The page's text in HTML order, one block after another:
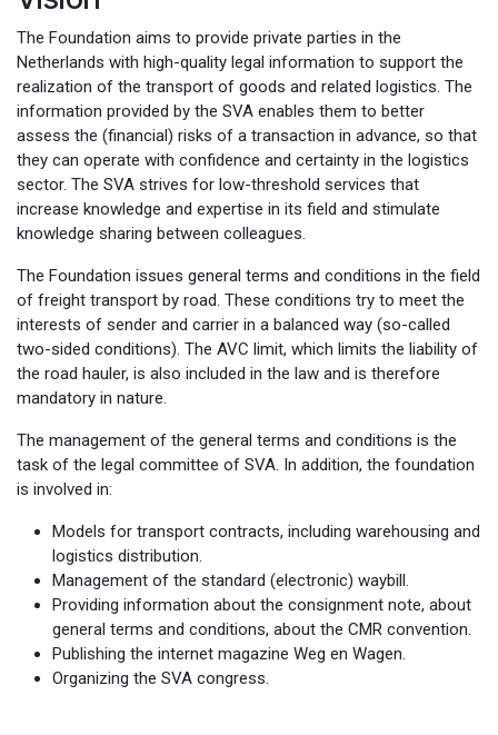
The Foundation aims to provide private parties in the
Netherlands with high-quality legal information to support the
realization of the transport of goods and related logistics. The
information provided by the SVA enables them to better
assess the (financial) risks of a transaction in advance, so that
they can operate with confidence and certainty in the logistics
sector. The SVA strives for low-threshold services that
increase knowledge and expertise in its field and stimulate
knowledge sharing between colleagues.
The Foundation issues general terms and conditions in the field
of freight transport by road. These conditions try to meet the
interests of sender and carrier in a balanced way (so-called
two-sided conditions). The AVC limit, which limits the liability of
the road hauler, is also included in the law and is therefore
mandatory in nature.
The management of the general terms and conditions is the
task of the legal committee of SVA. In addition, the foundation
is involved in:
Models for transport contracts, including warehousing and
logistics distribution.
Management of the standard (electronic) waybill.
Providing information about the consignment note, about
general terms and conditions, about the CMR convention.
Publishing the internet magazine Weg en Wagen.
Organizing the SVA congress.